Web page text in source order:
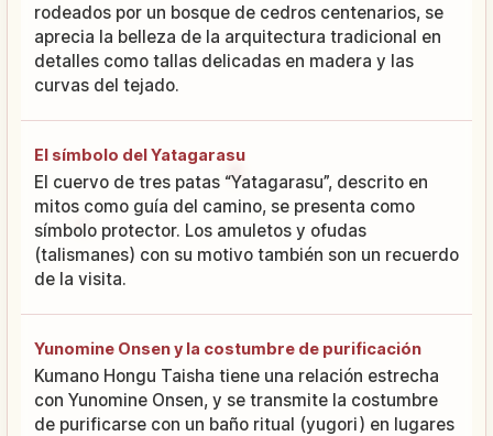
rodeados por un bosque de cedros centenarios, se
aprecia la belleza de la arquitectura tradicional en
detalles como tallas delicadas en madera y las
curvas del tejado.
El símbolo del Yatagarasu
El cuervo de tres patas “Yatagarasu”, descrito en
mitos como guía del camino, se presenta como
símbolo protector. Los amuletos y ofudas
(talismanes) con su motivo también son un recuerdo
de la visita.
Yunomine Onsen y la costumbre de purificación
Kumano Hongu Taisha tiene una relación estrecha
con Yunomine Onsen, y se transmite la costumbre
de purificarse con un baño ritual (yugori) en lugares